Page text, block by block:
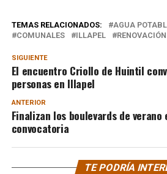
TEMAS RELACIONADOS: AGUA
COMUNALES
ILLAPEL RENOVACIÓN
SIGUIENTE
El encuentro Criollo de Huintil
personas en Illapel
ANTERIOR
Finalizan los boulevards de
convocatoria
TE PODRÍA